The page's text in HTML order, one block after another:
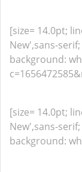
[size= 14.0pt;
New',sans-
background:
[size= 14.0pt;
New',sans-
background: